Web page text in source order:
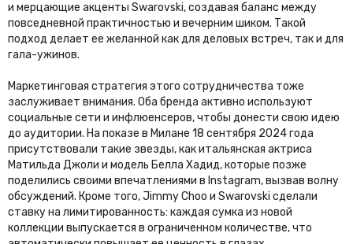
и мерцающие акценты Swarovski, создавая баланс между
повседневной практичностью и вечерним шиком. Такой
подход делает ее желанной как для деловых встреч, так и для
гала-ужинов.
Маркетинговая стратегия этого сотрудничества тоже
заслуживает внимания. Оба бренда активно используют
социальные сети и инфлюенсеров, чтобы донести свою идею
до аудитории. На показе в Милане 18 сентября 2024 года
присутствовали такие звезды, как итальянская актриса
Матильда Джоли и модель Белла Хадид, которые позже
поделились своими впечатлениями в Instagram, вызвав волну
обсуждений. Кроме того, Jimmy Choo и Swarovski сделали
ставку на лимитированность: каждая сумка из новой
коллекции выпускается в ограниченном количестве, что